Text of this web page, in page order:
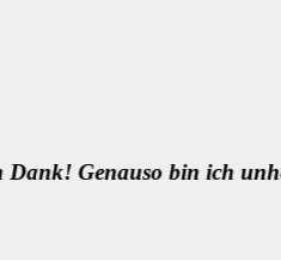
sooooooooo wichtig für